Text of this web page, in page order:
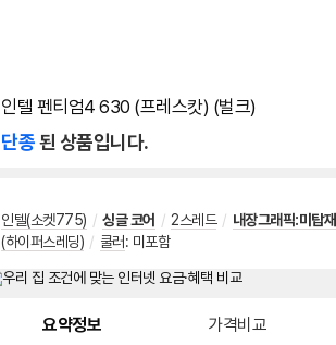
인텔 펜티엄4 630 (프레스캇) (벌크)
단종된 상품입니다.
인텔(소켓775) / 싱글 코어 / 2스레드 / 내장그래픽:미탑재
(하이퍼스레딩) / 쿨러: 미포함
요약정보 가격비교